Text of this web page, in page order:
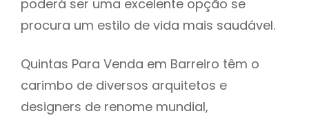
poderá ser uma excelente opção se
procura um estilo de vida mais saudável.
Quintas Para Venda em Barreiro têm o
carimbo de diversos arquitetos e
designers de renome mundial,